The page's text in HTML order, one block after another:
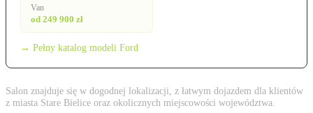
Van
od 249 900 zł
→ Pełny katalog modeli Ford
Salon znajduje się w dogodnej lokalizacji, z łatwym dojazdem dla klientów
z miasta Stare Bielice oraz okolicznych miejscowości województwa.